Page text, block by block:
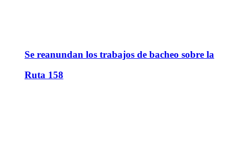
Se reanundan los trabajos de bacheo sobre la
Ruta 158